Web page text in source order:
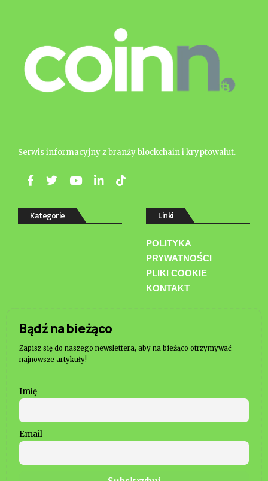
Serwis informacyjny z branży blockchain i kryptowalut.
Kategorie Linki
POLITYKA
PRYWATNOŚCI
PLIKI COOKIE
KONTAKT
Bądź na bieżąco
Zapisz się do naszego newslettera, aby na bieżąco otrzymywać
najnowsze artykuły!
Imię
Email